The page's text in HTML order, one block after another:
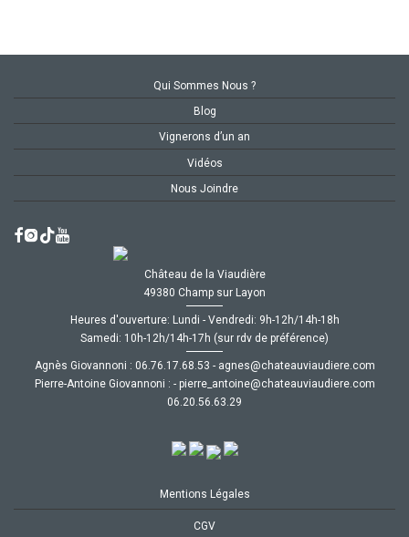
Qui Sommes Nous ?
Blog
Vignerons d’un an
Vidéos
Nous Joindre
Château de la Viaudière
49380 Champ sur Layon
Heures d'ouverture: Lundi - Vendredi: 9h-12h/14h-18h
Samedi: 10h-12h/14h-17h (sur rdv de préférence)
Agnès Giovannoni : moc.ereiduaivuaetahc@senga
-
35.86.71.67.60
Pierre-Antoine Giovannoni :
moc.ereiduaivuaetahc@eniotna_erreip
-
92.36.65.02.60
Mentions Légales
CGV